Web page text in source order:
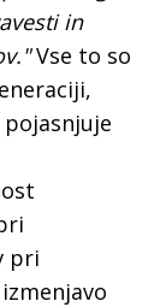
in
Vse to so
pri